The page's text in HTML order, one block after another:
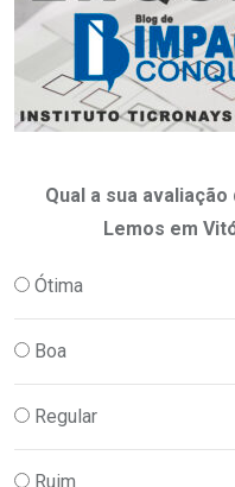
Qual a sua
Lemos em
Ótima
Boa
Regular
Ruim